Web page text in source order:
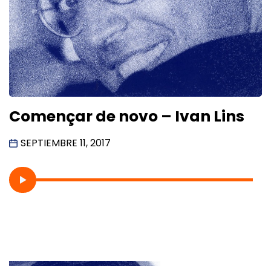
Començar de novo – Ivan Lins
SEPTIEMBRE 11, 2017